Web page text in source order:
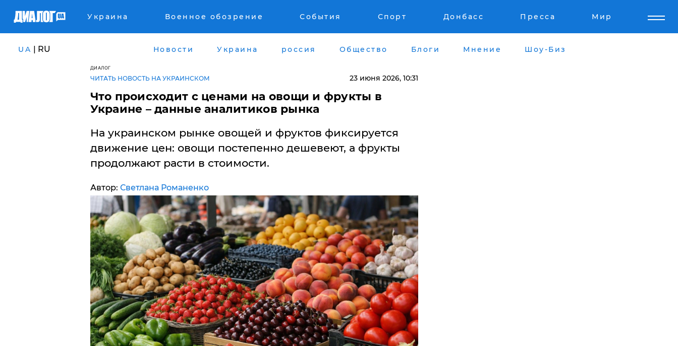
Украина Военное обозрение События Спорт Донбасс Пресса Мир
UA | RU Новости Украина россия Общество Блоги Мнение Шоу-Биз
ДИАЛОГ
ЧИТАТЬ НОВОСТЬ НА УКРАИНСКОМ 23 июня 2026, 10:31
Что происходит с ценами на овощи и фрукты в
Украине – данные аналитиков рынка
На украинском рынке овощей и фруктов фиксируется
движение цен: овощи постепенно дешевеют, а фрукты
продолжают расти в стоимости.
Автор: Светлана Романенко